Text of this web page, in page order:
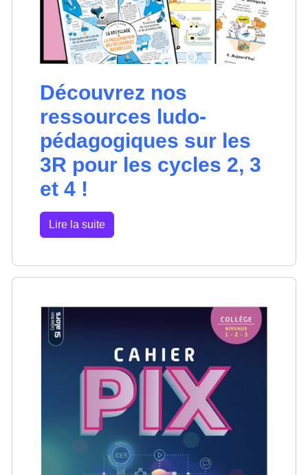
Découvrez nos
ressources ludo-
pédagogiques sur les
3R pour les cycles 2, 3
et 4 !
Lire la suite